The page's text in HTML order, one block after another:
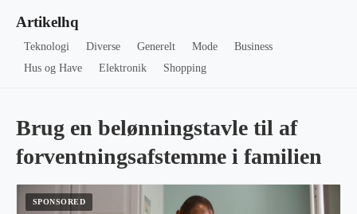
Artikelhq
Teknologi Diverse Generelt Mode
Business
Hus og Have
Elektronik Shopping
Brug en belønningstavle til af
forventningsafstemme i familien